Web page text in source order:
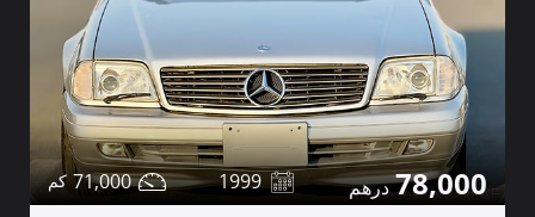
78,000
1999
71,000